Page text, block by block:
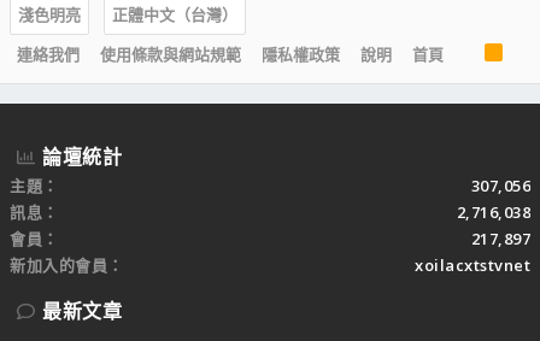
淺色明亮
正體中文（台灣）
連絡我們
使用條款與網站規範 隱私權政策 說明 首頁
R
S
S
論壇統計
主題
307,056
訊息
2,716,038
會員
217,897
新加入的會員
xoilacxtstvnet
最新文章